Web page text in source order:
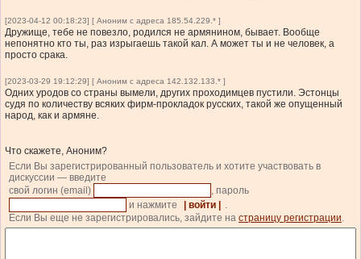
[2023-04-12 00:18:23] [ Аноним с адреса 185.54.229.* ]
Дружище, тебе не повезло, родился не армянином, бывает. Вообще
непонятно кто ты, раз изрыгаешь такой кал. А может ты и не человек, а
просто срака.
[2023-03-29 19:12:29] [ Аноним с адреса 142.132.133.* ]
Одних уродов со страны вымели, других проходимцев пустили. Эстонцы
судя по количеству всяких фирм-прокладок русских, такой же опущенный
народ, как и армяне.
Что скажете, Аноним?
Если Вы зарегистрированный пользователь и хотите участвовать в
дискуссии — введите
свой логин (email)
, пароль
и нажмите
| войти |
.
Если Вы еще не зарегистрировались, зайдите на страницу регистрации.